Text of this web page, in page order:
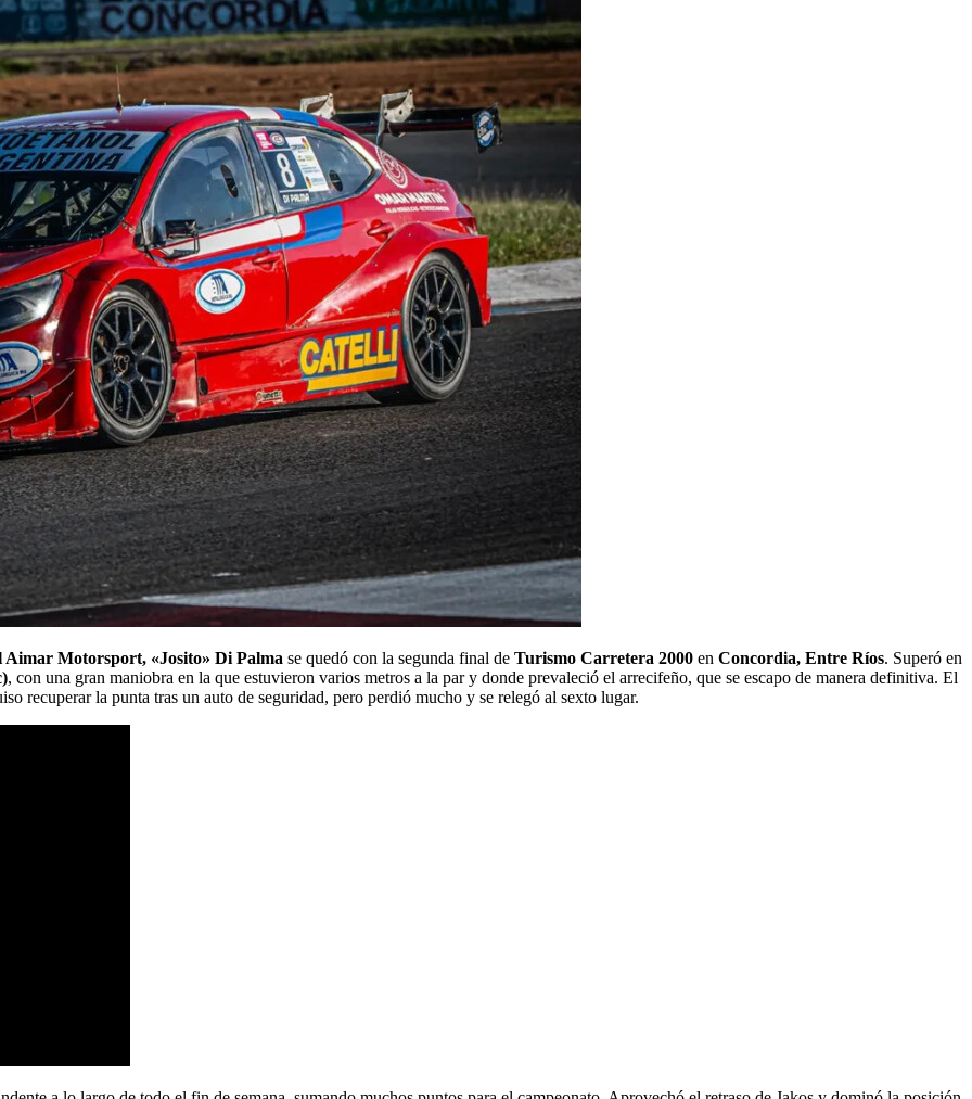
Aimar Motorsport, «Josito» Di Palma se quedó con la segunda final de Turismo Carretera 2000 en Concordia, Entre Ríos. Superó en
, con una gran maniobra en la que estuvieron varios metros a la par y donde prevaleció el arrecifeño, que se escapo de manera definitiva. El
recuperar la punta tras un auto de seguridad, pero perdió mucho y se relegó al sexto lugar.